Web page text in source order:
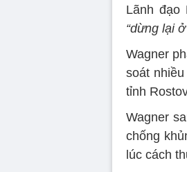
Lãnh
“dừng lại
Wagner
soát
tỉnh
Wagner
chống
lúc cách